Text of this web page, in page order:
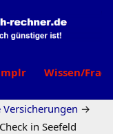
Wissen/
Versicherungen →
in Seefeld